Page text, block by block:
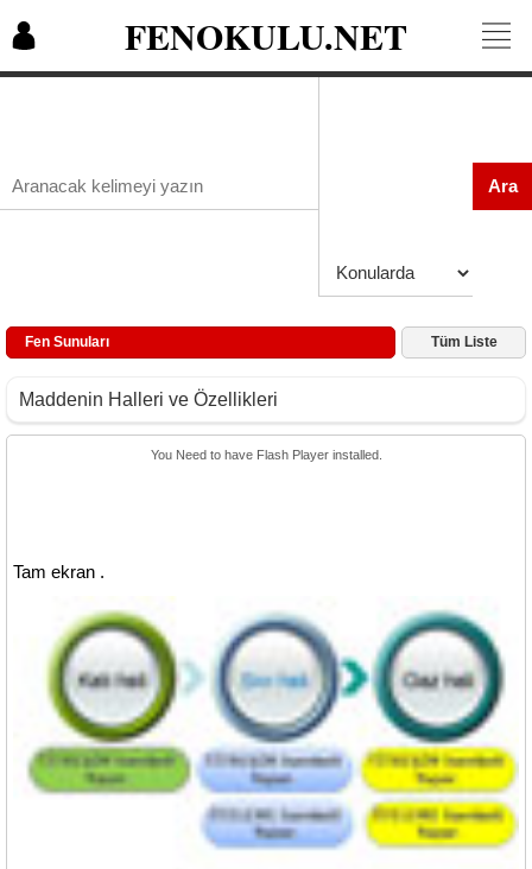
FENOKULU.NET
Ara
Fen Sunuları Tüm Liste
Maddenin Halleri ve Özellikleri
You Need to have Flash Player installed.
Tam ekran .